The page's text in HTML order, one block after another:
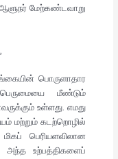
மேற்கண்டவாறு
பொருளாதார
மீண்டும்
உள்ளது. எமது
மற்றும் கடற்றொழில்
பெரியளவிலான
அந்த உற்பத்திகளைப்